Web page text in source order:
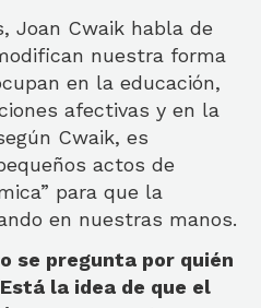
Joan Cwaik habla de
nuestra forma
en la educación,
afectivas y en la
Cwaik, es
actos de
para que la
en nuestras manos.
se pregunta por quién
la idea de que el